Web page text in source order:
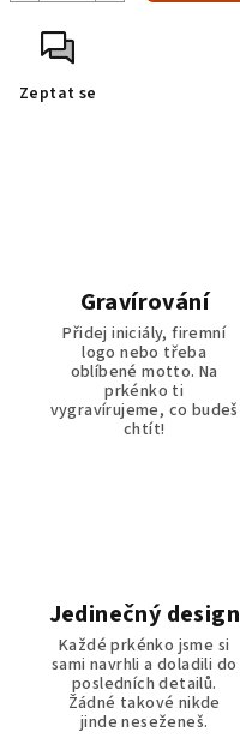
Zeptat se
Gravírování
Přidej iniciály, firemní
logo nebo třeba
oblíbené motto. Na
prkénko ti
vygravírujeme, co budeš
chtít!
Jedinečný design
Každé prkénko jsme si
sami navrhli a doladili do
posledních detailů.
Žádné takové nikde
jinde neseženeš.